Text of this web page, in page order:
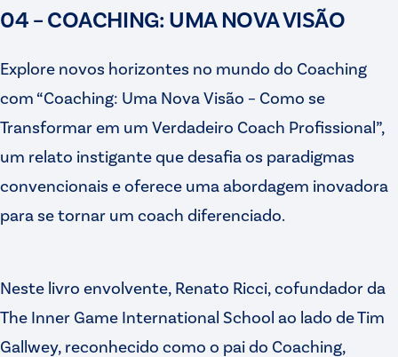
04 – COACHING: UMA NOVA VISÃO
Explore novos horizontes no mundo do Coaching
com “Coaching: Uma Nova Visão – Como se
Transformar em um Verdadeiro Coach Profissional”,
um relato instigante que desafia os paradigmas
convencionais e oferece uma abordagem inovadora
para se tornar um coach diferenciado.
Neste livro envolvente, Renato Ricci, cofundador da
The Inner Game International School ao lado de Tim
Gallwey, reconhecido como o pai do Coaching,